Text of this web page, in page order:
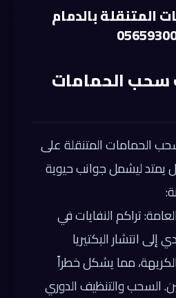
المتنقلة بالدمام
سحب الحمامات
الحمامات المتنقلة على
يمتد ليشمل جوانب حيوية
تراكم النفايات في
إلى انتشار البكتيريا
مما يشكل خطراً
السحب والتنظيف الدوري